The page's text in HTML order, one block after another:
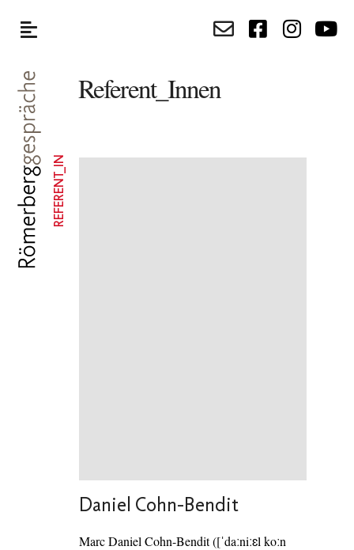
Referent_Innen
REFERENT_IN
Daniel Cohn-Bendit
Marc Daniel Cohn-Bendit ([ˈdaːniːɛl koːn